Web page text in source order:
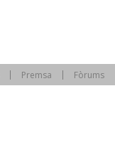
Premsa Fòrums